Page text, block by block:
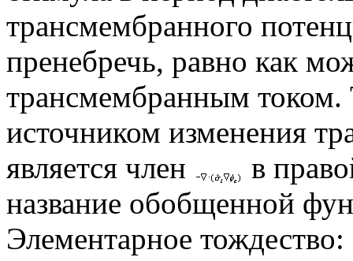
трансмембранного
пренебречь, равно как
трансмембранным
источником изменения
является член
в
название обобщенной
Элементарное тождество: